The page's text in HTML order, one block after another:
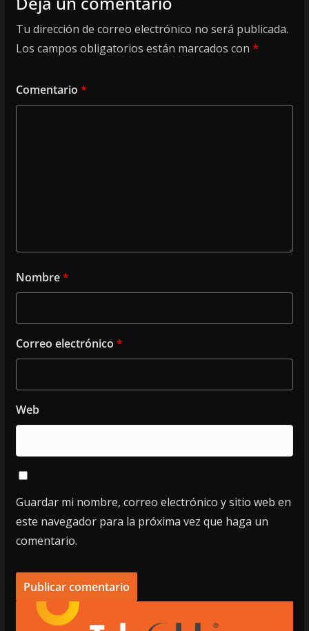
Tu dirección de correo electrónico no será publicada.
Los campos obligatorios están marcados con *
Comentario *
Nombre*
Correo electrónico *
Web
Guardar mi nombre, correo electrónico y sitio web en
este navegador para la próxima vez que haga un
comentario.